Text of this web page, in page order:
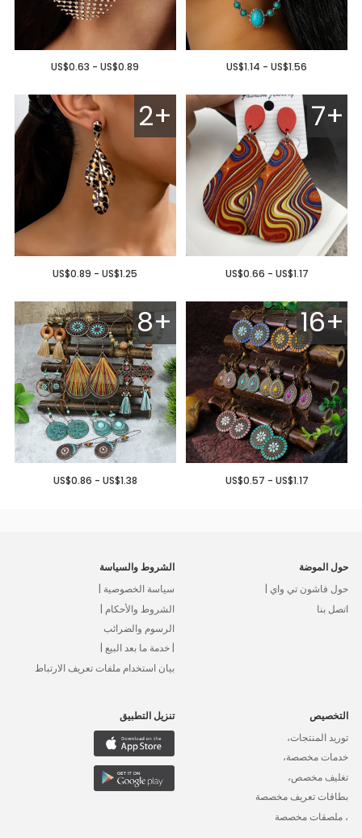
US$1.14 - US$1.56
US$0.63 - US$0.89
7+
US$0.66 - US$1.17
2+
US$0.89 - US$1.25
16+
US$0.57 - US$1.17
8+
US$0.86 - US$1.38
حول الموضة
حول فاشون تي واي |
اتصل بنا
الشروط والسياسة
سياسة الخصوصية |
الشروط والأحكام |
الرسوم والضرائب
| خدمة ما بعد البيع |
بيان استخدام ملفات تعريف الارتباط
التخصيص
توريد المنتجات،
خدمات مخصصة،
تغليف مخصص،
بطاقات تعريف مخصصة
، ملصقات مخصصة
تنزيل التطبيق